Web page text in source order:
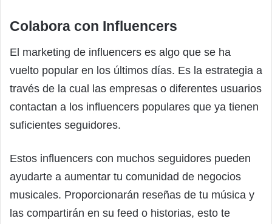
Colabora con Influencers
El marketing de influencers es algo que se ha
vuelto popular en los últimos días. Es la estrategia a
través de la cual las empresas o diferentes usuarios
contactan a los influencers populares que ya tienen
suficientes seguidores.
Estos influencers con muchos seguidores pueden
ayudarte a aumentar tu comunidad de negocios
musicales. Proporcionarán reseñas de tu música y
las compartirán en su feed o historias, esto te